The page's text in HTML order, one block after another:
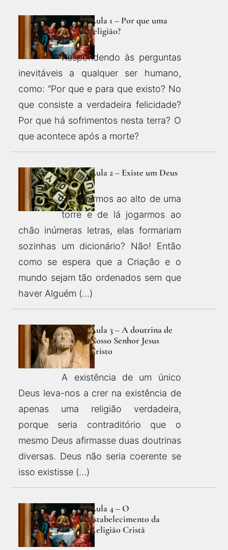
Aula 1 – Por que uma
religião?
Respondendo às perguntas
inevitáveis a qualquer ser humano,
como: “Por que e para que existo? No
que consiste a verdadeira felicidade?
Por que há sofrimentos nesta terra? O
que acontece após a morte?
Aula 2 – Existe um Deus
Se subirmos ao alto de uma
torre e de lá jogarmos ao
chão inúmeras letras, elas formariam
sozinhas um dicionário? Não! Então
como se espera que a Criação e o
mundo sejam tão ordenados sem que
haver Alguém (…)
Aula 3 – A doutrina de
Nosso Senhor Jesus
Cristo
A existência de um único
Deus leva-nos a crer na existência de
apenas uma religião verdadeira,
porque seria contraditório que o
mesmo Deus afirmasse duas doutrinas
diversas. Deus não seria coerente se
isso existisse (…)
Aula 4 – O
estabelecimento da
Religião Cristã